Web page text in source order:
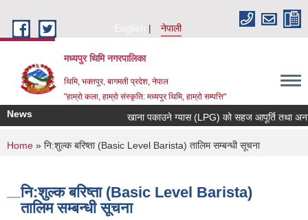
English
नेपाली
मध्यपुर थिमि नगरपालिका
थिमि, भक्तपुर, बागमती प्रदेश, नेपाल
"हाम्रो कला, हाम्रो संस्कृति: मध्यपुर थिमि, हाम्रो सम्पत्ति"
News खाना पकाउने ग्यास (LPG) को सहज आपूर्ति तथा
You are here
Home » नि:शुल्क बरिष्ता (Basic Level Barista) तालिम सम्बन्धी सूचना
नि:शुल्क बरिष्ता (Basic Level Barista)
तालिम सम्बन्धी सूचना